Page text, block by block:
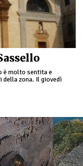
è molto sentita e
zona. Il giovedì